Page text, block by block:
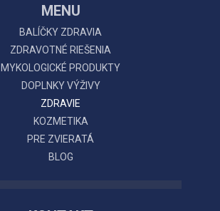
MENU
BALÍČKY ZDRAVIA
ZDRAVOTNÉ RIEŠENIA
MYKOLOGICKÉ PRODUKTY
DOPLNKY VÝŽIVY
ZDRAVIE
KOZMETIKA
PRE ZVIERATÁ
BLOG